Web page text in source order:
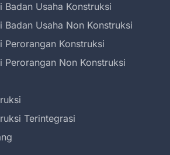
Badan Usaha Konstruksi
Badan Usaha Non Konstruksi
Perorangan Konstruksi
Perorangan Non Konstruksi
Terintegrasi